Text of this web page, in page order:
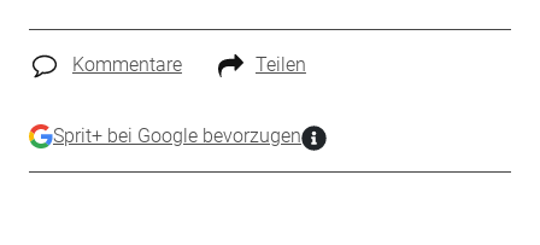
Kommentare Teilen
Sprit+ bei Google bevorzugen